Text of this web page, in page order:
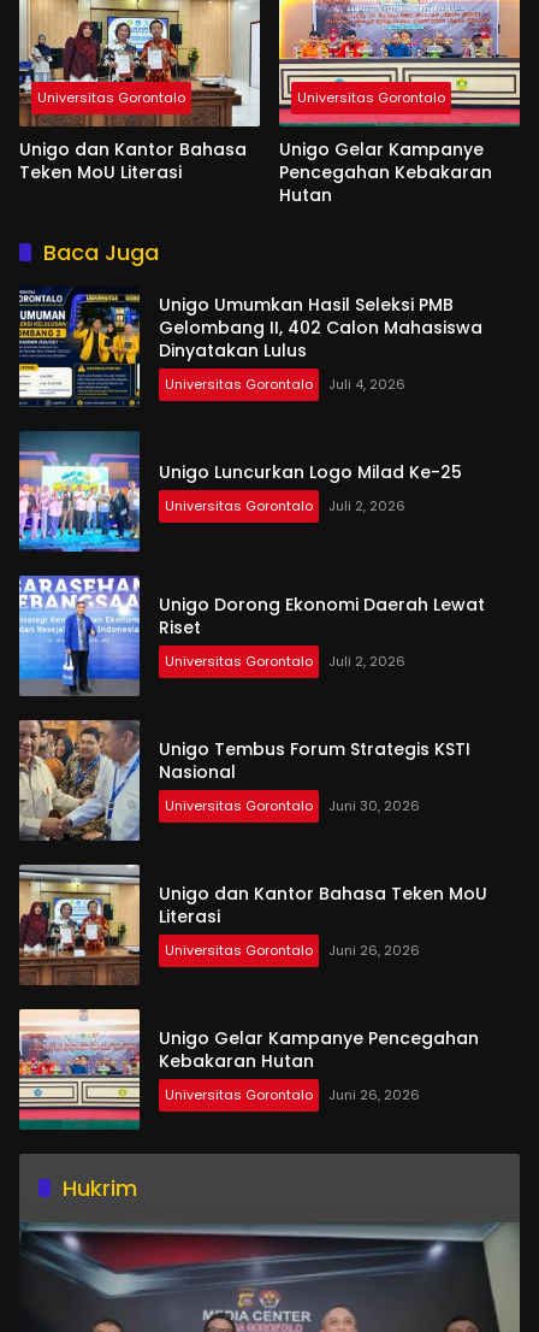
Universitas Gorontalo
Unigo dan Kantor Bahasa
Teken MoU Literasi
Universitas Gorontalo
Unigo Gelar Kampanye
Pencegahan Kebakaran
Hutan
Baca Juga
Unigo Umumkan Hasil Seleksi PMB
Gelombang II, 402 Calon Mahasiswa
Dinyatakan Lulus
Universitas Gorontalo Juli 4, 2026
Unigo Luncurkan Logo Milad Ke-25
Universitas Gorontalo Juli 2, 2026
Unigo Dorong Ekonomi Daerah Lewat
Riset
Universitas Gorontalo Juli 2, 2026
Unigo Tembus Forum Strategis KSTI
Nasional
Universitas Gorontalo Juni 30, 2026
Unigo dan Kantor Bahasa Teken MoU
Literasi
Universitas Gorontalo Juni 26, 2026
Unigo Gelar Kampanye Pencegahan
Kebakaran Hutan
Universitas Gorontalo Juni 26, 2026
Hukrim